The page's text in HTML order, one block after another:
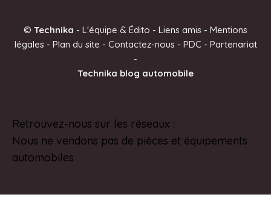
© Technika - L'équipe & Édito - Liens amis - Mentions
légales- Plan du site - Contactez-nous- PDC - Partenariat
-
Technika blog automobile
Retrouvez-nous sur les réseaux :
Nous ne vendons pas de pièces et équipements
automobiles